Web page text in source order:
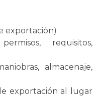
exportación)
requisitos,
almacenaje,
exportación al lugar